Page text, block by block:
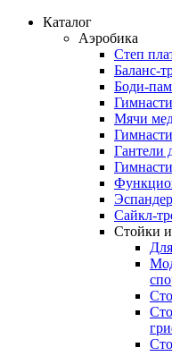
Каталог
Аэробика
Степ
Баланс-
Боди-
Мячи
Гантели
Сайкл-
Стойки